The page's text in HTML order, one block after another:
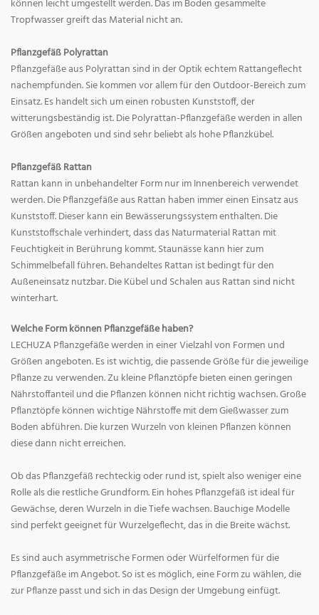
können leicht umgestellt werden. Das im Boden gesammelte
Tropfwasser greift das Material nicht an.
Pflanzgefäß Polyrattan
Pflanzgefäße aus Polyrattan sind in der Optik echtem Rattangeflecht
nachempfunden. Sie kommen vor allem für den Outdoor-Bereich zum
Einsatz. Es handelt sich um einen robusten Kunststoff, der
witterungsbeständig ist. Die Polyrattan-Pflanzgefäße werden in allen
Größen angeboten und sind sehr beliebt als hohe Pflanzkübel.
Pflanzgefäß Rattan
Rattan kann in unbehandelter Form nur im Innenbereich verwendet
werden. Die Pflanzgefäße aus Rattan haben immer einen Einsatz aus
Kunststoff. Dieser kann ein Bewässerungssystem enthalten. Die
Kunststoffschale verhindert, dass das Naturmaterial Rattan mit
Feuchtigkeit in Berührung kommt. Staunässe kann hier zum
Schimmelbefall führen. Behandeltes Rattan ist bedingt für den
Außeneinsatz nutzbar. Die Kübel und Schalen aus Rattan sind nicht
winterhart.
Welche Form können Pflanzgefäße haben?
LECHUZA Pflanzgefäße werden in einer Vielzahl von Formen und
Größen angeboten. Es ist wichtig, die passende Größe für die jeweilige
Pflanze zu verwenden. Zu kleine Pflanztöpfe bieten einen geringen
Nährstoffanteil und die Pflanzen können nicht richtig wachsen. Große
Pflanztöpfe können wichtige Nährstoffe mit dem Gießwasser zum
Boden abführen. Die kurzen Wurzeln von kleinen Pflanzen können
diese dann nicht erreichen.
Ob das Pflanzgefäß rechteckig oder rund ist, spielt also weniger eine
Rolle als die restliche Grundform. Ein hohes Pflanzgefäß ist ideal für
Gewächse, deren Wurzeln in die Tiefe wachsen. Bauchige Modelle
sind perfekt geeignet für Wurzelgeflecht, das in die Breite wächst.
Es sind auch asymmetrische Formen oder Würfelformen für die
Pflanzgefäße im Angebot. So ist es möglich, eine Form zu wählen, die
zur Pflanze passt und sich in das Design der Umgebung einfügt.